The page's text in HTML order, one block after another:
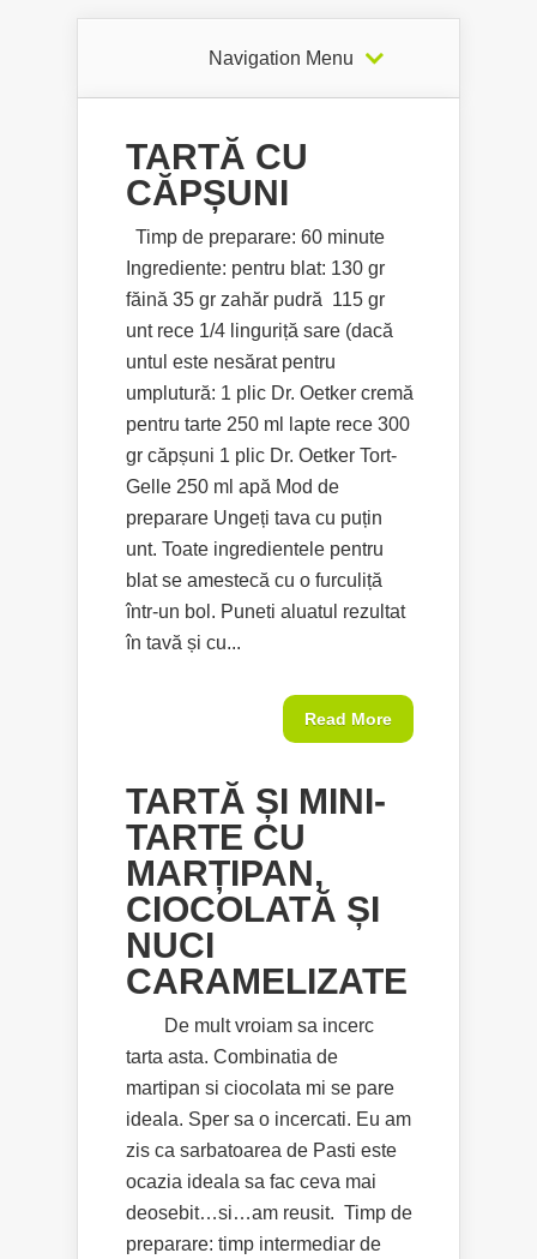
Navigation Menu
TARTĂ CU
CĂPȘUNI
Timp de preparare: 60 minute
Ingrediente: pentru blat: 130 gr
făină 35 gr zahăr pudră 115 gr
unt rece 1/4 linguriță sare (dacă
untul este nesărat pentru
umplutură: 1 plic Dr. Oetker cremă
pentru tarte 250 ml lapte rece 300
gr căpșuni 1 plic Dr. Oetker Tort-
Gelle 250 ml apă Mod de
preparare Ungeți tava cu puțin
unt. Toate ingredientele pentru
blat se amestecă cu o furculiță
într-un bol. Puneti aluatul rezultat
în tavă și cu...
Read More
TARTĂ ȘI MINI-
TARTE CU
MARȚIPAN,
CIOCOLATĂ ȘI
NUCI
CARAMELIZATE
De mult vroiam sa incerc
tarta asta. Combinatia de
martipan si ciocolata mi se pare
ideala. Sper sa o incercati. Eu am
zis ca sarbatoarea de Pasti este
ocazia ideala sa fac ceva mai
deosebit…si…am reusit. Timp de
preparare: timp intermediar de